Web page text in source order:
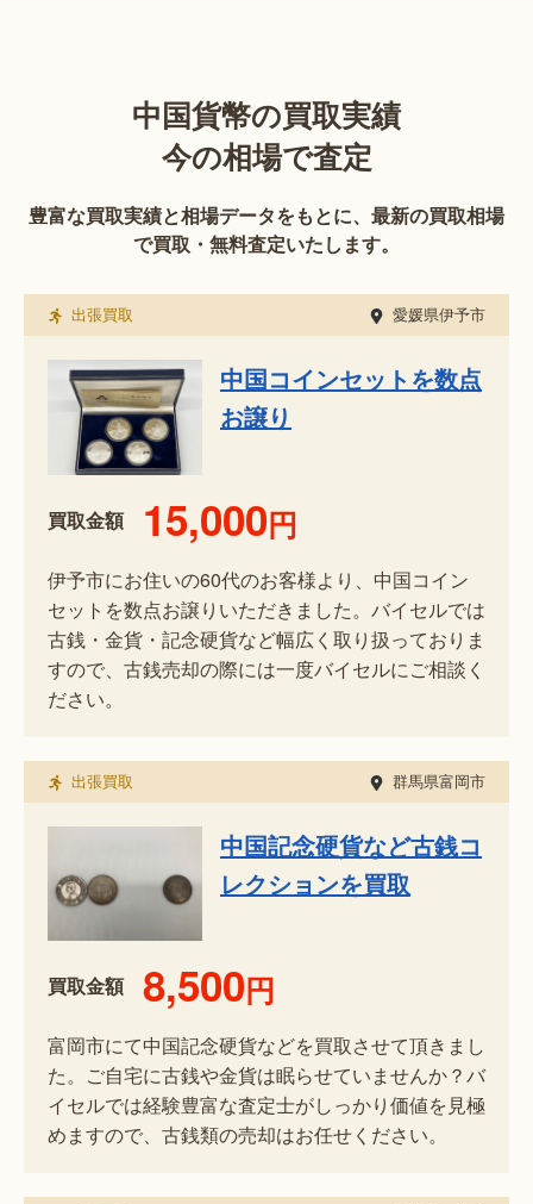
中国貨幣の買取実績
今の相場で査定
豊富な買取実績と相場データをもとに、最新の買取相場
で買取・無料査定いたします。
出張買取 愛媛県伊予市
中国コインセットを数点
お譲り
買取金額 15,000円
伊予市にお住いの60代のお客様より、中国コイン
セットを数点お譲りいただきました。バイセルでは
古銭・金貨・記念硬貨など幅広く取り扱っておりま
すので、古銭売却の際には一度バイセルにご相談く
ださい。
出張買取 群馬県富岡市
中国記念硬貨など古銭コ
レクションを買取
買取金額 8,500円
富岡市にて中国記念硬貨などを買取させて頂きまし
た。ご自宅に古銭や金貨は眠らせていませんか？バ
イセルでは経験豊富な査定士がしっかり価値を見極
めますので、古銭類の売却はお任せください。